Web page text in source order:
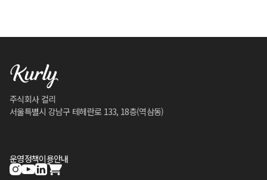
주식회사 컬리
서울특별시 강남구 테헤란로 133, 18층(역삼동)
운영정책이용안내